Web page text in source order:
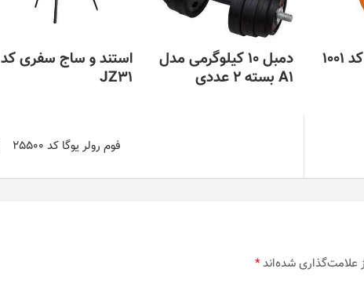
دمبل 10 کیلوگرمی مدل
A1 بسته 2 عددی
استند و ساج سفری کد
JZ31
فوم رولر یوگا کد 25500
علامت‌گذاری شده‌اند*